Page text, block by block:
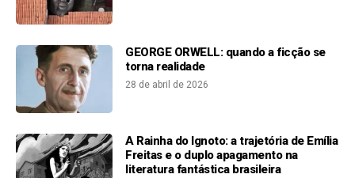
GEORGE ORWELL: quando a ficção se
torna realidade
28 de abril de 2026
A Rainha do Ignoto: a trajetória de Emília
Freitas e o duplo apagamento na
literatura fantástica brasileira